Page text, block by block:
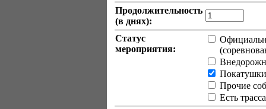
Продолжительность
(в днях):
Статус
мероприятия:
Покатушки
Прочие
Есть